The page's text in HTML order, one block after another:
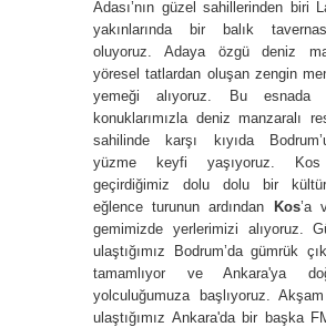
Adası’nın güzel sahillerinden biri
yakınlarında bir balık
oluyoruz. Adaya özgü deniz
yöresel tatlardan oluşan zengin
yemeği alıyoruz. Bu esnada
konuklarımızla deniz manzaralı
sahilinde karşı kıyıda
yüzme keyfi yaşıyoruz. Kos
geçirdiğimiz dolu dolu bir
eğlence turunun ardından
Kos’a
gemimizde yerlerimizi alıyoruz.
ulaştığımız Bodrum’da gümrük
tamamlıyor ve Ankara'ya
yolculuğumuza başlıyoruz.
ulaştığımız Ankara'da bir başka